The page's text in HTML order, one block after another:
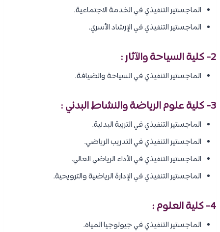
الماجستير التنفيذي في الخدمة الاجتماعية.
الماجستير التنفيذي في الإرشاد الأسري.
2- كلية السياحة والآثار :
الماجستير التنفيذي في السياحة والضيافة.
3- كلية علوم الرياضة والنشاط البدني :
الماجستير التنفيذي في التربية البدنية.
الماجستير التنفيذي في التدريب الرياضي.
الماجستير التنفيذي في الأداء الرياضي العالي.
الماجستير التنفيذي في الإدارة الرياضية والترويحية.
4- كلية العلوم :
الماجستير التنفيذي في جيولوجيا المياه.